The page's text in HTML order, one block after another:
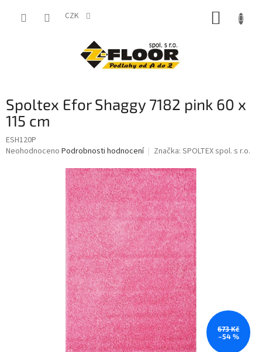
CZK
Spoltex Efor Shaggy 7182 pink 60 x
115 cm
ESH120P
Průměrné
Neohodnoceno Podrobnosti hodnocení Značka: SPOLTEX spol. s r.o.
673 Kč
–54 %